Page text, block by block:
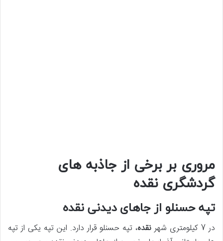
مروری بر برخی از جاذبه های
گردشگری نقده
تپه حسنلو از جاهای دیدنی نقده
در 7 کیلومتری شهر نقده، تپه حسنلو قرار دارد. این تپه یکی از تپه